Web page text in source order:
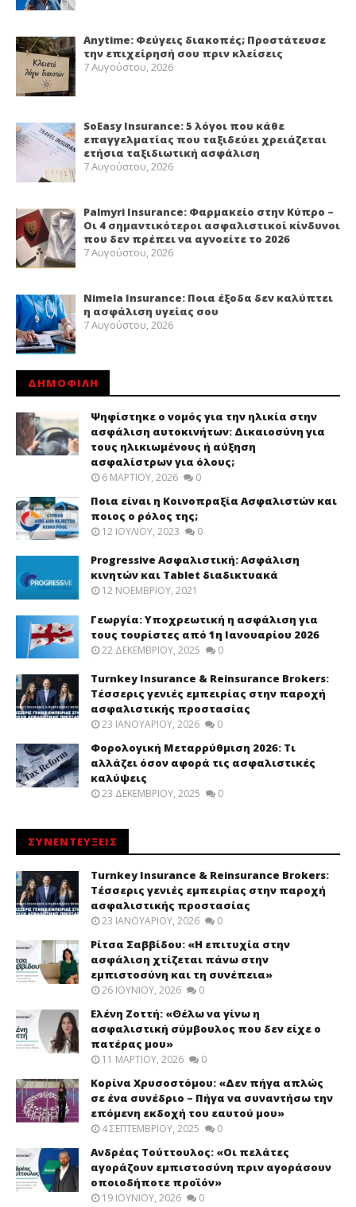
Anytime: Φεύγεις διακοπές; Προστάτευσε
την επιχείρησή σου πριν κλείσεις
7 Αυγούστου, 2026
SoEasy Insurance: 5 λόγοι που κάθε
επαγγελματίας που ταξιδεύει χρειάζεται
ετήσια ταξιδιωτική ασφάλιση
7 Αυγούστου, 2026
Palmyri Insurance: Φαρμακείο στην Κύπρο –
Οι 4 σημαντικότεροι ασφαλιστικοί κίνδυνοι
που δεν πρέπει να αγνοείτε το 2026
7 Αυγούστου, 2026
Nimela Insurance: Ποια έξοδα δεν καλύπτει
η ασφάλιση υγείας σου
7 Αυγούστου, 2026
ΔΗΜΟΦΙΛΗ
Ψηφίστηκε ο νομός για την ηλικία στην
ασφάλιση αυτοκινήτων: Δικαιοσύνη για
τους ηλικιωμένους ή αύξηση
ασφαλίστρων για όλους;
6 ΜΑΡΤΊΟΥ, 2026 0
Ποια είναι η Κοινοπραξία Ασφαλιστών και
ποιος ο ρόλος της;
12 ΙΟΥΛΊΟΥ, 2023 0
Progressive Ασφαλιστική: Ασφάλιση
κινητών και Tablet διαδικτυακά
12 ΝΟΕΜΒΡΊΟΥ, 2021
Γεωργία: Υποχρεωτική η ασφάλιση για
τους τουρίστες από 1η Ιανουαρίου 2026
22 ΔΕΚΕΜΒΡΊΟΥ, 2025 0
Turnkey Insurance & Reinsurance Brokers:
Τέσσερις γενιές εμπειρίας στην παροχή
ασφαλιστικής προστασίας
23 ΙΑΝΟΥΑΡΊΟΥ, 2026 0
Φορολογική Μεταρρύθμιση 2026: Τι
αλλάζει όσον αφορά τις ασφαλιστικές
καλύψεις
23 ΔΕΚΕΜΒΡΊΟΥ, 2025 0
ΣΥΝΕΝΤΕΥΞΕΙΣ
Turnkey Insurance & Reinsurance Brokers:
Τέσσερις γενιές εμπειρίας στην παροχή
ασφαλιστικής προστασίας
23 ΙΑΝΟΥΑΡΊΟΥ, 2026 0
Ρίτσα Σαββίδου: «Η επιτυχία στην
ασφάλιση χτίζεται πάνω στην
εμπιστοσύνη και τη συνέπεια»
26 ΙΟΥΝΊΟΥ, 2026 0
Ελένη Ζοττή: «Θέλω να γίνω η
ασφαλιστική σύμβουλος που δεν είχε ο
πατέρας μου»
11 ΜΑΡΤΊΟΥ, 2026 0
Κορίνα Χρυσοστόμου: «Δεν πήγα απλώς
σε ένα συνέδριο – Πήγα να συναντήσω την
επόμενη εκδοχή του εαυτού μου»
4 ΣΕΠΤΕΜΒΡΊΟΥ, 2025 0
Ανδρέας Τούττουλος: «Οι πελάτες
αγοράζουν εμπιστοσύνη πριν αγοράσουν
οποιοδήποτε προϊόν»
19 ΙΟΥΝΊΟΥ, 2026 0